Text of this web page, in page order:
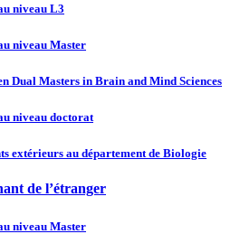
niveau L3
niveau Master
Dual Masters in Brain and Mind Sciences
niveau doctorat
extérieurs au département de Biologie
de l’étranger
niveau Master